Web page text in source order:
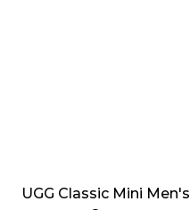
UGG Classic Mini Men's